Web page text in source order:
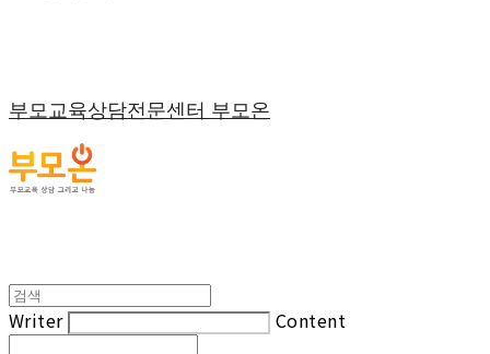
부모교육상담전문센터 부모온
Writer Content